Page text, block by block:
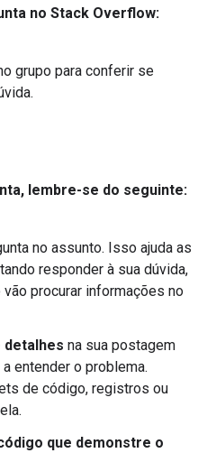
no Stack Overflow:
grupo para conferir se
, lembre-se do seguinte:
no assunto. Isso ajuda as
responder à sua dúvida,
procurar informações no
detalhes na sua postagem
entender o problema.
de código, registros ou
que demonstre o